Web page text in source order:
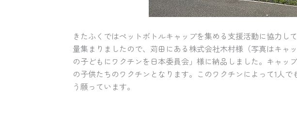
きたふくではペットボトルキャップを集める支援活動に協力し
量集まりましたので、苅田にある株式会社木村様（写真はキャ
の子どもにワクチンを日本委員会」様に納品しました。キャッ
の子供たちのワクチンとなります。このワクチンによって1人
う願っています。